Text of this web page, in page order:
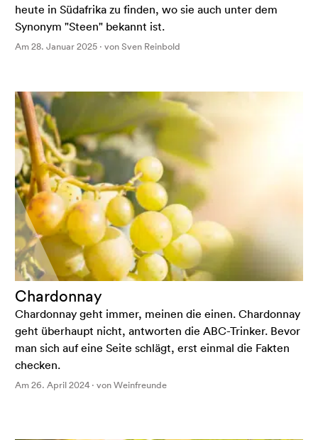
heute in Südafrika zu finden, wo sie auch unter dem
Synonym "Steen" bekannt ist.
Am 28. Januar 2025 · von Sven Reinbold
Chardonnay
Chardonnay geht immer, meinen die einen. Chardonnay
geht überhaupt nicht, antworten die ABC-Trinker. Bevor
man sich auf eine Seite schlägt, erst einmal die Fakten
checken.
Am 26. April 2024 · von Weinfreunde